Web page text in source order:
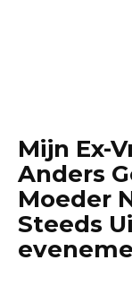
Mijn Ex-
Anders
Moeder
Steeds